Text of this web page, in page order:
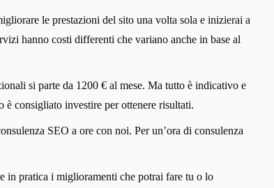
le prestazioni del sito una volta sola e inizierai a
hanno costi differenti che variano anche in base al
si parte da 1200 € al mese. Ma tutto è indicativo e
consigliato investire per ottenere risultati.
SEO a ore con noi. Per un’ora di consulenza
in pratica i miglioramenti che potrai fare tu o lo